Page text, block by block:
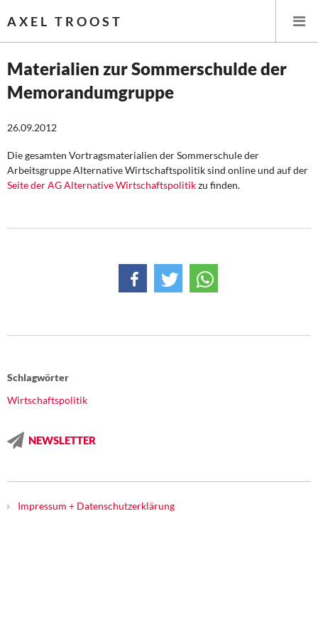
AXEL TROOST
Startseite
Themen
Leitlinien linker Wirtschafts- und Finanzpolitik
Steuer- und Finanzpolitik
Öffentliche Infrastruktur und Daseinsvorsorge
Eurokrise und Griechenland
Institut Solidarische Moderne
Materialien zur Sommerschulde der
Memorandumgruppe
26.09.2012
Die gesamten Vortragsmaterialien der Sommerschule der
Arbeitsgruppe Alternative Wirtschaftspolitik sind online und auf der
Seite der AG Alternative Wirtschaftspolitikzu finden.
Schlagwörter
Wirtschaftspolitik
NEWSLETTER
Impressum + Datenschutzerklärung